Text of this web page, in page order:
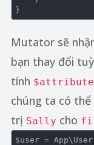
Mutator sẽ
bạn thay đổi
tính
chúng ta có thể
trị Sally cho
$user =